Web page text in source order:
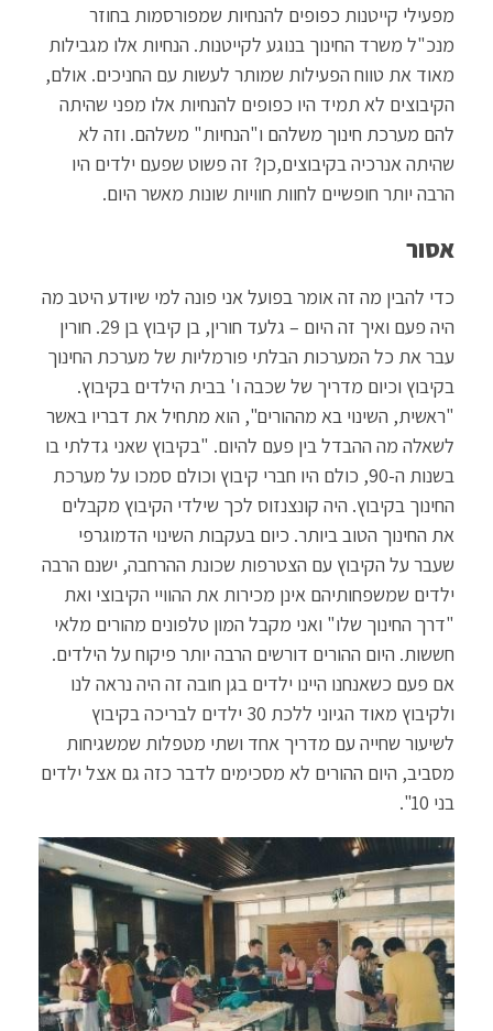
מפעילי קייטנות כפופים להנחיות שמפורסמות בחוזר
מנכ"ל משרד החינוך בנוגע לקייטנות. הנחיות אלו מגבילות
מאוד את טווח הפעילות שמותר לעשות עם החניכים. אולם,
הקיבוצים לא תמיד היו כפופים להנחיות אלו מפני שהיתה
להם מערכת חינוך משלהם ו"הנחיות" משלהם. וזה לא
שהיתה אנרכיה בקיבוצים,כן? זה פשוט שפעם ילדים היו
הרבה יותר חופשיים לחוות חוויות שונות מאשר היום.
אסור
כדי להבין מה זה אומר בפועל אני פונה למי שיודע היטב מה
היה פעם ואיך זה היום – גלעד חורין, בן קיבוץ בן 29. חורין
עבר את כל המערכות הבלתי פורמליות של מערכת החינוך
בקיבוץ וכיום מדריך של שכבה ו' בבית הילדים בקיבוץ.
"ראשית, השינוי בא מההורים", הוא מתחיל את דבריו באשר
לשאלה מה ההבדל בין פעם להיום. "בקיבוץ שאני גדלתי בו
בשנות ה-90, כולם היו חברי קיבוץ וכולם סמכו על מערכת
החינוך בקיבוץ. היה קונצנזוס לכך שילדי הקיבוץ מקבלים
את החינוך הטוב ביותר. כיום בעקבות השינוי הדמוגרפי
שעבר על הקיבוץ עם הצטרפות שכונת ההרחבה, ישנם הרבה
ילדים שמשפחותיהם אינן מכירות את ההוויי הקיבוצי ואת
"דרך החינוך שלו" ואני מקבל המון טלפונים מהורים מלאי
חששות. היום ההורים דורשים הרבה יותר פיקוח על הילדים.
אם פעם כשאנחנו היינו ילדים בגן חובה זה היה נראה לנו
ולקיבוץ מאוד הגיוני ללכת 30 ילדים לבריכה בקיבוץ
לשיעור שחייה עם מדריך אחד ושתי מטפלות שמשגיחות
מסביב, היום ההורים לא מסכימים לדבר כזה גם אצל ילדים
בני 10".